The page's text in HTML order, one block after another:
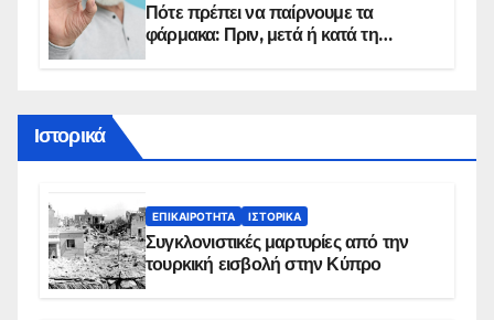
Πότε πρέπει να παίρνουμε τα
φάρμακα: Πριν, μετά ή κατά τη
Ιστορικά
ΕΠΙΚΑΙΡΌΤΗΤΑ ΙΣΤΟΡΙΚΆ
Συγκλονιστικές μαρτυρίες από την
τουρκική εισβολή στην Κύπρο